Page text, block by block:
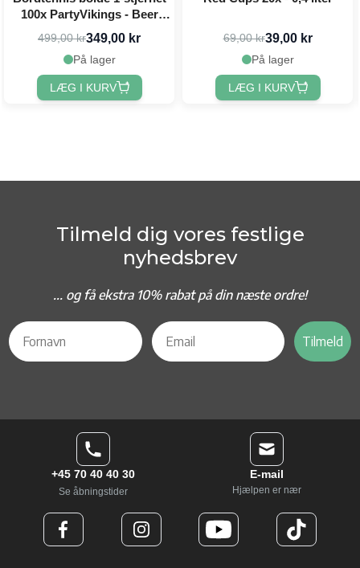
100x PartyVikings - Beer
pong bolde
499,00 kr349,00 kr
På lager
LÆG I KURV
69,00 kr39,00 kr
På lager
LÆG I KURV
Tilmeld dig vores festlige
nyhedsbrev
... og få ekstra 10% rabat på din næste ordre!
Tilmeld
+45 70 40 40 30
Se åbningstider
E-mail
Hjælpen er nær